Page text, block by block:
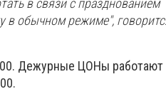
в связи с празднованием
в обычном режиме",
Дежурные ЦОНы работают